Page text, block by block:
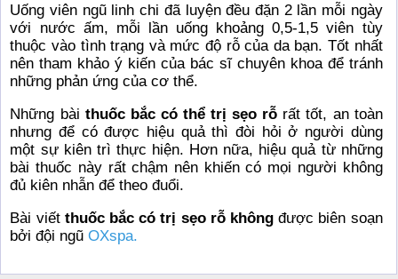
Uống viên ngũ linh chi đã luyện đều đặn 2 lần mỗi ngày
với nước ấm, mỗi lần uống khoảng 0,5-1,5 viên tùy
thuộc vào tình trạng và mức độ rỗ của da bạn. Tốt nhất
nên tham khảo ý kiến của bác sĩ chuyên khoa để tránh
những phản ứng của cơ thể.
Những bài thuốc bắc có thể trị sẹo rỗ rất tốt, an toàn
nhưng để có được hiệu quả thì đòi hỏi ở người dùng
một sự kiên trì thực hiện. Hơn nữa, hiệu quả từ những
bài thuốc này rất chậm nên khiến có mọi người không
đủ kiên nhẫn để theo đuổi.
Bài viết thuốc bắc có trị sẹo rỗ khôngđược biên soạn
bởi đội ngũOXspa.